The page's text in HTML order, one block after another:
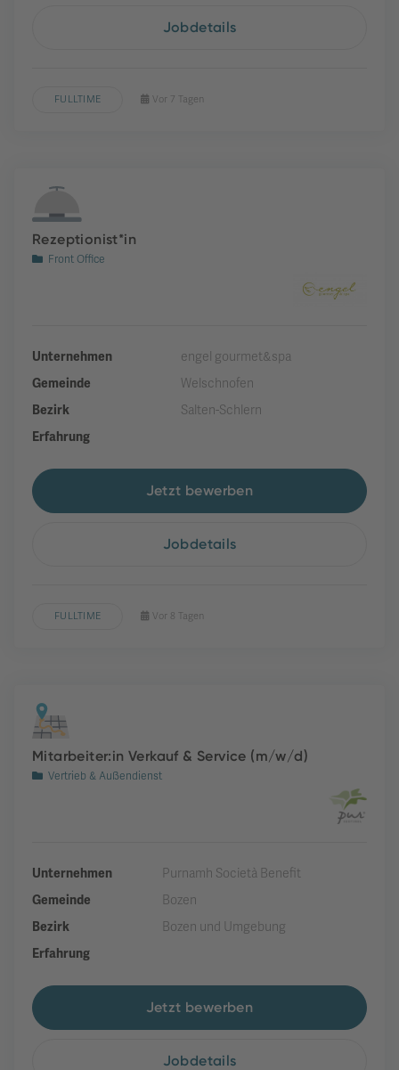
Jobdetails
FULLTIME Vor 7 Tagen
Rezeptionist*in
Front Office
Unternehmen
engel gourmet&spa
Gemeinde
Welschnofen
Bezirk
Salten-Schlern
Erfahrung
Jetzt bewerben
Jobdetails
FULLTIME Vor 8 Tagen
Mitarbeiter:in Verkauf & Service (m/w/d)
Vertrieb & Außendienst
Unternehmen
Purnamh Società Benefit
Gemeinde
Bozen
Bezirk
Bozen und Umgebung
Erfahrung
Jetzt bewerben
Jobdetails